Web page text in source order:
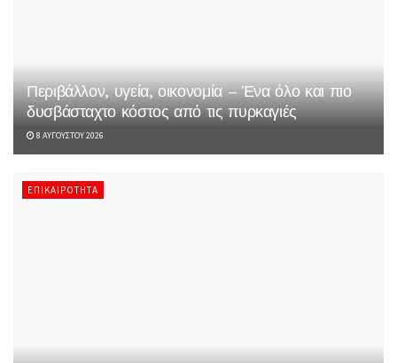
Περιβάλλον, υγεία, οικονομία – Ένα όλο και πιο
δυσβάσταχτο κόστος από τις πυρκαγιές
8 ΑΥΓΟΎΣΤΟΥ 2026
ΕΠΙΚΑΙΡΌΤΗΤΑ